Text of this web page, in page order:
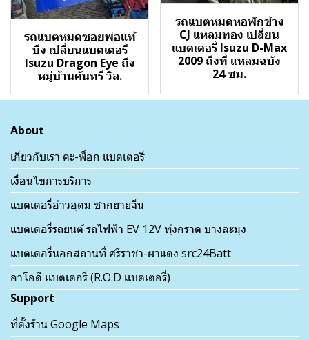
รถแบตหมดซอยพ่อแท้
บึง เปลี่ยนแบตเตอรี่
Isuzu Dragon Eye ถึง
หมู่บ้านคันทรี วิล.
รถแบตหมดหอพักข้าง
CJ แหลมทอง เปลี่ยน
แบตเตอรี่ Isuzu D-Max
2009 ถึงที่ แหลมฉบัง
24 ชม.
About
เกี่ยวกับเรา คะ-พ็อก แบตเตอรี่
เงื่อนไขการบริการ
แบตเตอรี่อ่าวอุดม ชากยายจีน
แบตเตอรี่รถยนต์ รถไฟฟ้า EV 12V ทุ่งกราด บางละมุง
แบตเตอรี่นอกสถานที่ ศรีราชา-ผาแดง src24Batt
อาโอดี เเบตเตอรี่ (R.O.D เเบตเตอรี่)
Support
ที่ตั้งร้าน Google Maps